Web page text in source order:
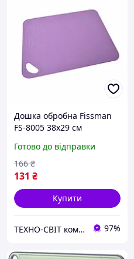
Дошка обробна Fissman
FS-8005 38х29 см
Готово до відправки
131 ₴
166 ₴
Купити
ТЕХНО-СВІТ компьютерна техніка, мобільні аксесуари, електронна техніка та багато іншого. 97%